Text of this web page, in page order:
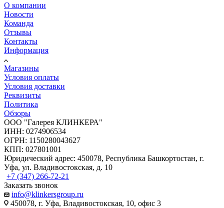
О компании
Новости
Команда
Отзывы
Контакты
Информация
Магазины
Условия оплаты
Условия доставки
Реквизиты
Политика
Обзоры
ООО "Галерея КЛИНКЕРА"
ИНН: 0274906534
ОГРН: 1150280043627
КПП: 027801001
Юридический адрес: 450078, Республика Башкортостан, г.
Уфа, ул. Владивостокская, д. 10
+7 (347) 266-72-21
Заказать звонок
info@klinkersgroup.ru
450078, г. Уфа, Владивостокская, 10, офис 3